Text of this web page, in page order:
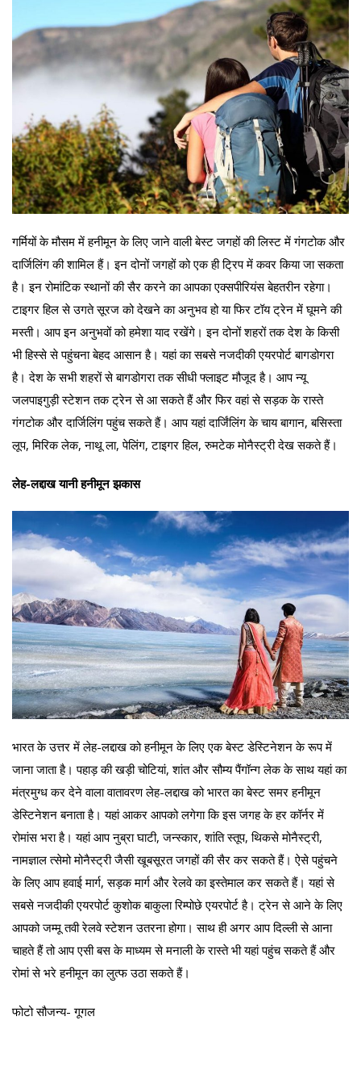
गर्मियों के मौसम में हनीमून के लिए जाने वाली बेस्ट जगहों की लिस्ट में गंगटोक और
दार्जिलिंग की शामिल हैं। इन दोनों जगहों को एक ही ट्रिप में कवर किया जा सकता
है। इन रोमांटिक स्थानों की सैर करने का आपका एक्सपीरियंस बेहतरीन रहेगा।
टाइगर हिल से उगते सूरज को देखने का अनुभव हो या फिर टॉय ट्रेन में घूमने की
मस्ती। आप इन अनुभवों को हमेशा याद रखेंगे। इन दोनों शहरों तक देश के किसी
भी हिस्से से पहुंचना बेहद आसान है। यहां का सबसे नजदीकी एयरपोर्ट बागडोगरा
है। देश के सभी शहरों से बागडोगरा तक सीधी फ्लाइट मौजूद है। आप न्यू
जलपाइगुड़ी स्टेशन तक ट्रेन से आ सकते हैं और फिर वहां से सड़क के रास्ते
गंगटोक और दार्जिलिंग पहुंच सकते हैं। आप यहां दार्जिंलिंग के चाय बागान, बसिस्ता
लूप, मिरिक लेक, नाथू ला, पेलिंग, टाइगर हिल, रुमटेक मोनैस्ट्री देख सकते हैं।
लेह-लद्दाख यानी हनीमून झकास
भारत के उत्तर में लेह-लद्दाख को हनीमून के लिए एक बेस्ट डेस्टिनेशन के रूप में
जाना जाता है। पहाड़ की खड़ी चोटियां, शांत और सौम्य पैंगॉन्ग लेक के साथ यहां का
मंत्रमुग्ध कर देने वाला वातावरण लेह-लद्दाख को भारत का बेस्ट समर हनीमून
डेस्टिनेशन बनाता है। यहां आकर आपको लगेगा कि इस जगह के हर कॉर्नर में
रोमांस भरा है। यहां आप नुब्रा घाटी, जन्स्कार, शांति स्तूप, थिकसे मोनैस्ट्री,
नामज्ञाल त्सेमो मोनैस्ट्री जैसी खूबसूरत जगहों की सैर कर सकते हैं। ऐसे पहुंचने
के लिए आप हवाई मार्ग, सड़क मार्ग और रेलवे का इस्तेमाल कर सकते हैं। यहां से
सबसे नजदीकी एयरपोर्ट कुशोक बाकुला रिम्पोछे एयरपोर्ट है। ट्रेन से आने के लिए
आपको जम्मू तवी रेलवे स्टेशन उतरना होगा। साथ ही अगर आप दिल्ली से आना
चाहते हैं तो आप एसी बस के माध्यम से मनाली के रास्ते भी यहां पहुंच सकते हैं और
रोमां से भरे हनीमून का लुत्फ उठा सकते हैं।
फोटो सौजन्य- गूगल